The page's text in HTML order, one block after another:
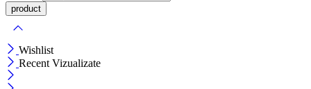
Wishlist
Recent Vizualizate